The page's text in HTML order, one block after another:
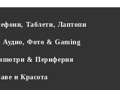
Таблети, Лаптопи
Аудио, Фото & Gaming
& Периферия
и Красота